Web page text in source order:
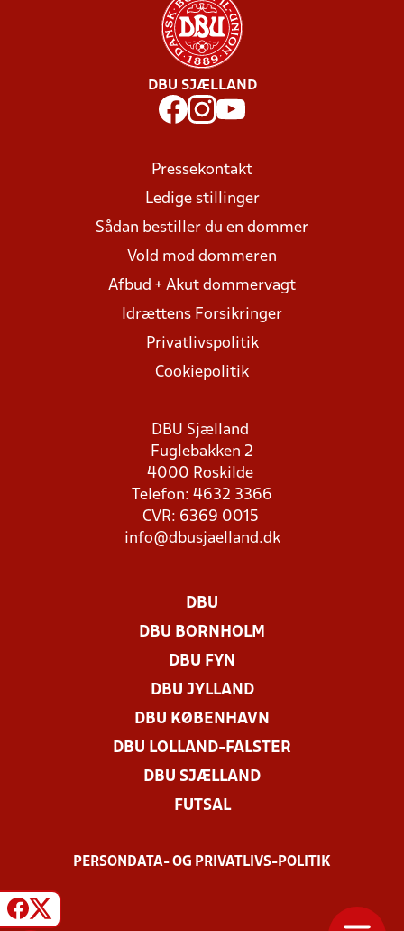
DBU SJÆLLAND
Pressekontakt
Ledige stillinger
Sådan bestiller du en dommer
Vold mod dommeren
Afbud + Akut dommervagt
Idrættens Forsikringer
Privatlivspolitik
Cookiepolitik
DBU Sjælland
Fuglebakken 2
4000 Roskilde
Telefon: 4632 3366
CVR: 6369 0015
info@dbusjaelland.dk
DBU
DBU BORNHOLM
DBU FYN
DBU JYLLAND
DBU KØBENHAVN
DBU LOLLAND-FALSTER
DBU SJÆLLAND
FUTSAL
PERSONDATA- OG PRIVATLIVS-POLITIK